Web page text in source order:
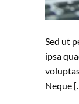
Sed ut
ipsa
Neque